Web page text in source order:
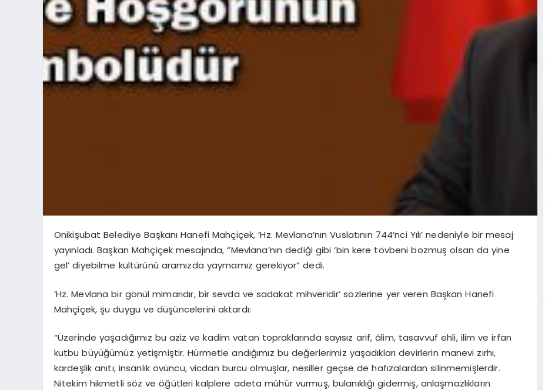
Onikişubat Belediye Başkanı Hanefi Mahçiçek, ’Hz. Mevlana’nın Vuslatının 744’nci Yılı’ nedeniyle bir mesaj
yayınladı. Başkan Mahçiçek mesajında, “Mevlana’nın dediği gibi ‘bin kere tövbeni bozmuş olsan da yine
gel’ diyebilme kültürünü aramızda yaymamız gerekiyor” dedi.
‘Hz. Mevlana bir gönül mimarıdır, bir sevda ve sadakat mihveridir’ sözlerine yer veren Başkan Hanefi
Mahçiçek, şu duygu ve düşüncelerini aktardı:
“Üzerinde yaşadığımız bu aziz ve kadim vatan topraklarında sayısız arif, âlim, tasavvuf ehli, ilim ve irfan
kutbu büyüğümüz yetişmiştir. Hürmetle andığımız bu değerlerimiz yaşadıkları devirlerin manevi zırhı,
kardeşlik anıtı, insanlık övüncü, vicdan burcu olmuşlar, nesiller geçse de hafızalardan silinmemişlerdir.
Nitekim hikmetli söz ve öğütleri kalplere adeta mühür vurmuş, bulanıklığı gidermiş, anlaşmazlıkların